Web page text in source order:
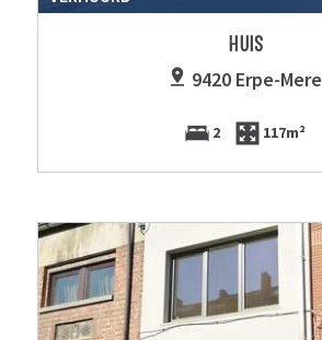
HUIS
9420 Erpe-Mere
2 117m²